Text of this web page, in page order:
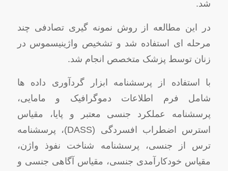
شد.
در این مطالعه از روش نمونه گیری تصادفی چند
مرحله ای استفاده شد و تشخیص واژینیسموس در
زنان توسط پزشک متخصص انجام شد.
با استفاده از پرسشنامه ابزار گردآوری داده ها
شامل فرم اطلاعات دموگرافیک و مامایی،
پرسشنامه عملکرد جنسی معتبر و پایا، مقیاس
استرس اضطراب افسردگی (DASS)، پرسشنامه
ترس از جنسی، پرسشنامه شناخت نفوذ واژن،
مقیاس خودکارآمدی جنسی، مقیاس آگاهی جنسی و